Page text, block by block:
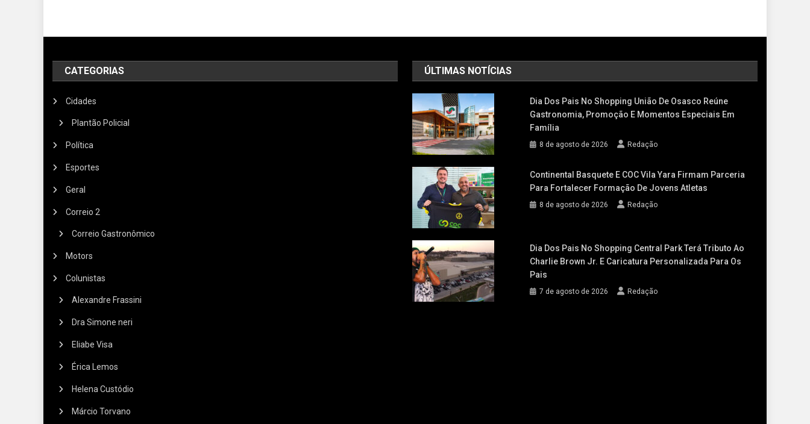
Da
CATEGORIAS
Cidades
Plantão Policial
Política
Esportes
Geral
Correio 2
Correio Gastronômico
Motors
Colunistas
Alexandre Frassini
Dra Simone neri
Eliabe Visa
Érica Lemos
Helena Custódio
Márcio Torvano
ÚLTIMAS NOTÍCIAS
Dia Dos Pais No Shopping União De Osasco Reúne
Gastronomia, Promoção E Momentos Especiais Em
Família
8 de agosto de 2026 Redação
Continental Basquete E COC Vila Yara Firmam Parceria
Para Fortalecer Formação De Jovens Atletas
8 de agosto de 2026 Redação
Dia Dos Pais No Shopping Central Park Terá Tributo Ao
Charlie Brown Jr. E Caricatura Personalizada Para Os
Pais
7 de agosto de 2026 Redação